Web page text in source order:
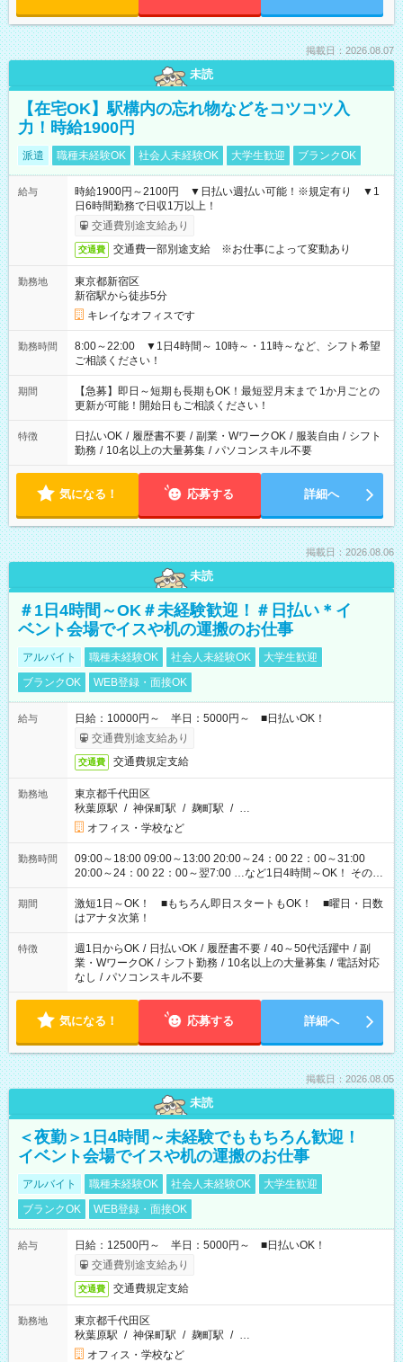
掲載日：2026.08.07
未読
【在宅OK】駅構内の忘れ物などをコツコツ入
力！時給1900円
派遣 職種未経験OK 社会人未経験OK 大学生歓迎 ブランクOK
給与
時給1900円～2100円 ▼日払い週払い可能！※規定有り ▼1
日6時間勤務で日収1万以上！
交通費別途支給あり
交通費 交通費一部別途支給 ※お仕事によって変動あり
勤務地
東京都新宿区
新宿駅から徒歩5分
キレイなオフィスです
勤務時間
8:00～22:00 ▼1日4時間～ 10時～・11時～など、シフト希望
ご相談ください！
期間
【急募】即日～短期も長期もOK！最短翌月末まで 1か月ごとの
更新が可能！開始日もご相談ください！
特徴 日払いOK / 履歴書不要 / 副業・WワークOK / 服装自由 / シフト
勤務 / 10名以上の大量募集 / パソコンスキル不要
気になる！ 応募する 詳細へ
掲載日：2026.08.06
未読
＃1日4時間～OK＃未経験歓迎！＃日払い＊イ
ベント会場でイスや机の運搬のお仕事
アルバイト 職種未経験OK 社会人未経験OK
大学生歓迎
ブランクOK
WEB登録・面接OK
給与
日給：10000円～ 半日：5000円～ ■日払いOK！
交通費別途支給あり
交通費 交通費規定支給
勤務地
東京都千代田区
秋葉原駅 / 神保町駅 / 麹町駅 / …
オフィス・学校など
勤務時間
09:00～18:00 09:00～13:00 20:00～24：00 22：00～31:00
20:00～24：00 22：00～翌7:00 …など1日4時間～OK！ その他
シフトもございます！ お気軽にご相談ください！
期間
激短1日～OK！ ■もちろん即日スタートもOK！ ■曜日・日数
はアナタ次第！
特徴 週1日からOK / 日払いOK / 履歴書不要 / 40～50代活躍中 / 副
業・WワークOK / シフト勤務 / 10名以上の大量募集 / 電話対応
なし / パソコンスキル不要
気になる！ 応募する 詳細へ
掲載日：2026.08.05
未読
＜夜勤＞1日4時間～未経験でももちろん歓迎！
イベント会場でイスや机の運搬のお仕事
アルバイト 職種未経験OK 社会人未経験OK
大学生歓迎
ブランクOK
WEB登録・面接OK
給与
日給：12500円～ 半日：5000円～ ■日払いOK！
交通費別途支給あり
交通費 交通費規定支給
勤務地
東京都千代田区
秋葉原駅 / 神保町駅 / 麹町駅 / …
オフィス・学校など